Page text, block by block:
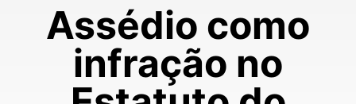
Assédio como
infração no